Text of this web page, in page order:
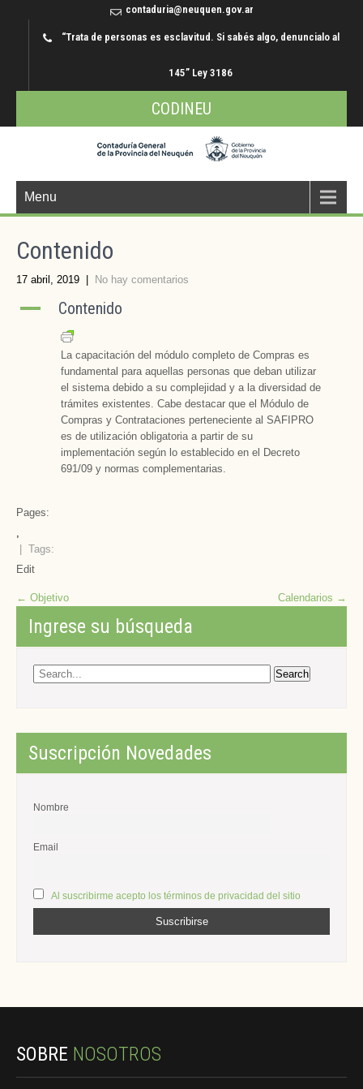
contaduria@neuquen.gov.ar
“Trata de personas es esclavitud. Si sabés algo, denuncialo al
145” Ley 3186
CODINEU
Menu
Contenido
17 abril, 2019 No hay comentarios
A Contenido
La capacitación del módulo completo de Compras es
fundamental para aquellas personas que deban utilizar
el sistema debido a su complejidad y a la diversidad de
trámites existentes. Cabe destacar que el Módulo de
Compras y Contrataciones perteneciente al SAFIPRO
es de utilización obligatoria a partir de su
implementación según lo establecido en el Decreto
691/09 y normas complementarias.
Pages:
,
| Tags:
Edit
Post
navigation
← Objetivo Calendarios →
Ingrese su búsqueda
Suscripción Novedades
Nombre
Email
Al suscribirme acepto los términos de privacidad del sitio
SOBRE NOSOTROS